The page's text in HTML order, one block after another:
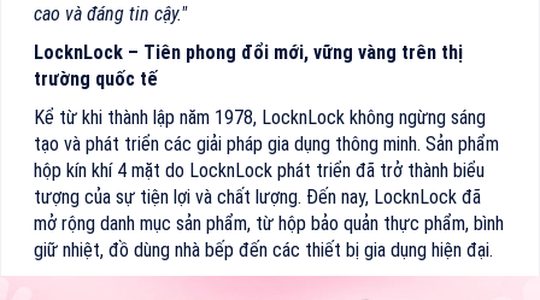
cao và đáng tin cậy."
LocknLock – Tiên phong đổi mới, vững vàng trên thị
trường quốc tế
Kể từ khi thành lập năm 1978, LocknLock không ngừng sáng
tạo và phát triển các giải pháp gia dụng thông minh. Sản phẩm
hộp kín khí 4 mặt do LocknLock phát triển đã trở thành biểu
tượng của sự tiện lợi và chất lượng. Đến nay, LocknLock đã
mở rộng danh mục sản phẩm, từ hộp bảo quản thực phẩm, bình
giữ nhiệt, đồ dùng nhà bếp đến các thiết bị gia dụng hiện đại.